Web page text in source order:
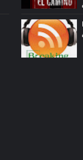
BREAKING BAD
BREAKING BAD
BREAKING BAD: